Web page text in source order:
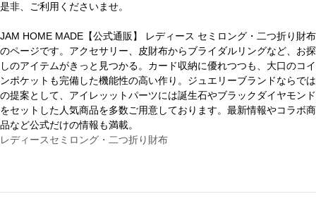
是非、ご利用くださいませ。
JAM HOME MADE【公式通販】 レディース セミロング・二つ折り財布
のページです。アクセサリー、皮財布からブライダルリングなど、お探
しのアイテムがきっと見つかる。カード収納に優れつつも、大口のコイ
ンポケットも完備した機能性の高い作り。ジュエリーブランドならでは
の提案として、アイレッットパーツには誕生石やブラックダイヤモンド
をセットした人気商品を多数ご用意しております。最新情報やコラボ商
品など公式だけの情報も満載。
レディースセミロング・二つ折り財布